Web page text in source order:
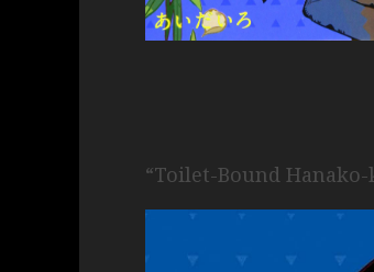
“Toilet-Bound